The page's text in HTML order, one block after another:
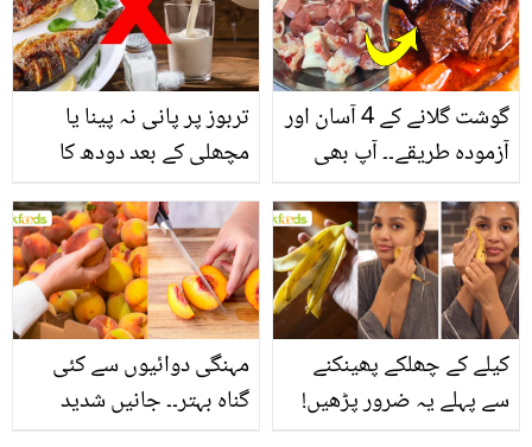
تربوز پر پانی نہ پینا یا
مچھلی کے بعد دودھ کا
سے متعلق غلط فہمیوں کی
حقیقت کیا ہے اور افواہ
کیا؟
گوشت گلانے کے 4 آسان اور
آزمودہ طریقے۔۔ آپ بھی
بتائے راز
مہنگی دوائیوں سے کئی
گناہ بہتر۔۔ جانیں شدید
کیلے کے چھلکے پھینکنے
سے پہلے یہ ضرور پڑھیں!